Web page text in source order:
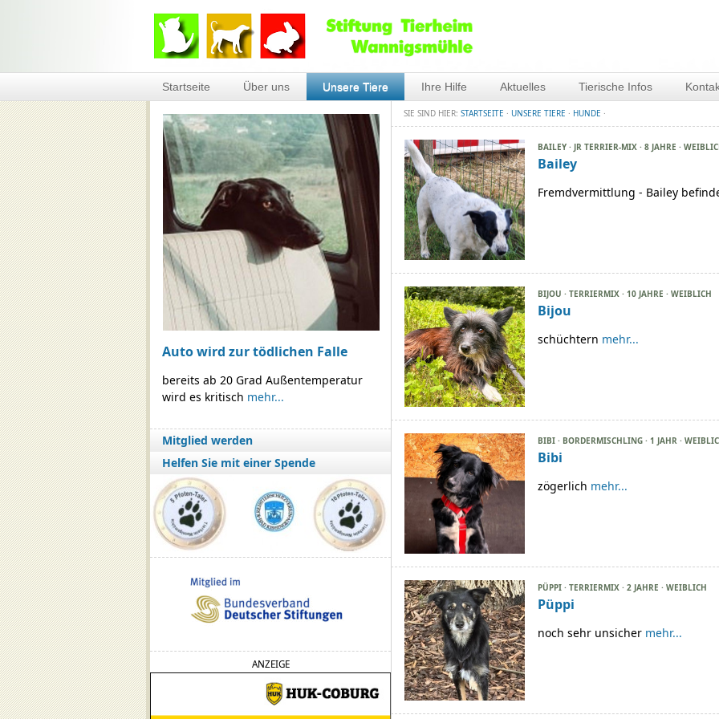
Startseite Über uns Unsere Tiere Ihre Hilfe Aktuelles Tierische Infos
Auto wird zur tödlichen Falle
bereits ab 20 Grad Außentemperatur
wird es kritisch mehr...
Mitglied werden
Helfen Sie mit einer Spende
ANZEIGE
SIE SIND HIER: STARTSEITE · UNSERE TIERE · HUNDE ·
BAILEY · JR TERRIER-MIX · 8 JAHRE ·
Bailey
Fremdvermittlung - Bailey
BIJOU · TERRIERMIX · 10 JAHRE · WEIBLICH
Bijou
schüchtern mehr...
BIBI · BORDERMISCHLING · 1 JAHR ·
Bibi
zögerlich mehr...
PÜPPI · TERRIERMIX · 2 JAHRE · WEIBLICH
Püppi
noch sehr unsicher mehr...